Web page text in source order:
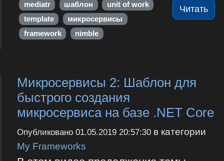
Читать
mediatr шаблон
unit of work
template
микросервисы
framework
nimble
Микросервисы 2: Шаблон для
быстрого создания
микросервиса на базе .NET Core
Опубликовано 01.05.2019 20:57:30в категории
My Frameworks